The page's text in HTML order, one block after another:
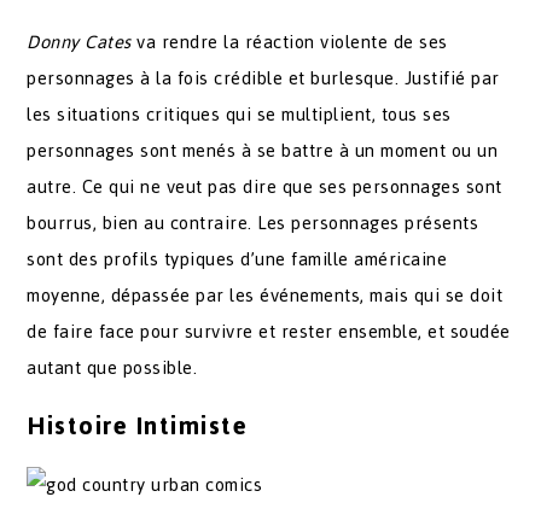
Donny Catesva rendre la réaction violente de ses
personnages à la fois crédible et burlesque. Justifié par
les situations critiques qui se multiplient, tous ses
personnages sont menés à se battre à un moment ou un
autre. Ce qui ne veut pas dire que ses personnages sont
bourrus, bien au contraire. Les personnages présents
sont des profils typiques d’une famille américaine
moyenne, dépassée par les événements, mais qui se doit
de faire face pour survivre et rester ensemble, et soudée
autant que possible.
Histoire Intimiste